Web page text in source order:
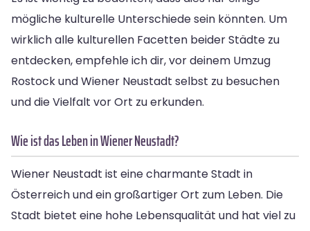
mögliche kulturelle Unterschiede sein könnten. Um
wirklich alle kulturellen Facetten beider Städte zu
entdecken, empfehle ich dir, vor deinem Umzug
Rostock und Wiener Neustadt selbst zu besuchen
und die Vielfalt vor Ort zu erkunden.
Wie ist das Leben in Wiener Neustadt?
Wiener Neustadt ist eine charmante Stadt in
Österreich und ein großartiger Ort zum Leben. Die
Stadt bietet eine hohe Lebensqualität und hat viel zu